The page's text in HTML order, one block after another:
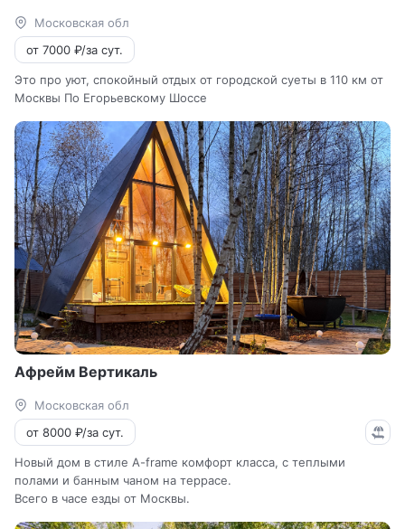
Московская обл
от 7000 ₽/за сут.
Это про уют, спокойный отдых от городской суеты в 110 км от
Москвы По Егорьевскому Шоссе
Афрейм Вертикаль
Московская обл
от 8000 ₽/за сут.
Новый дом в стиле A-frame комфорт класса, с теплыми
полами и банным чаном на террасе.
Всего в часе езды от Москвы.